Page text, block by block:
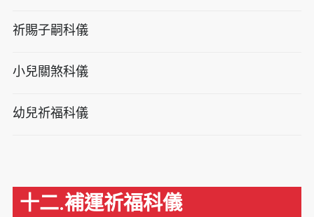
祈賜子嗣科儀
小兒關煞科儀
幼兒祈福科儀
十二.補運祈福科儀